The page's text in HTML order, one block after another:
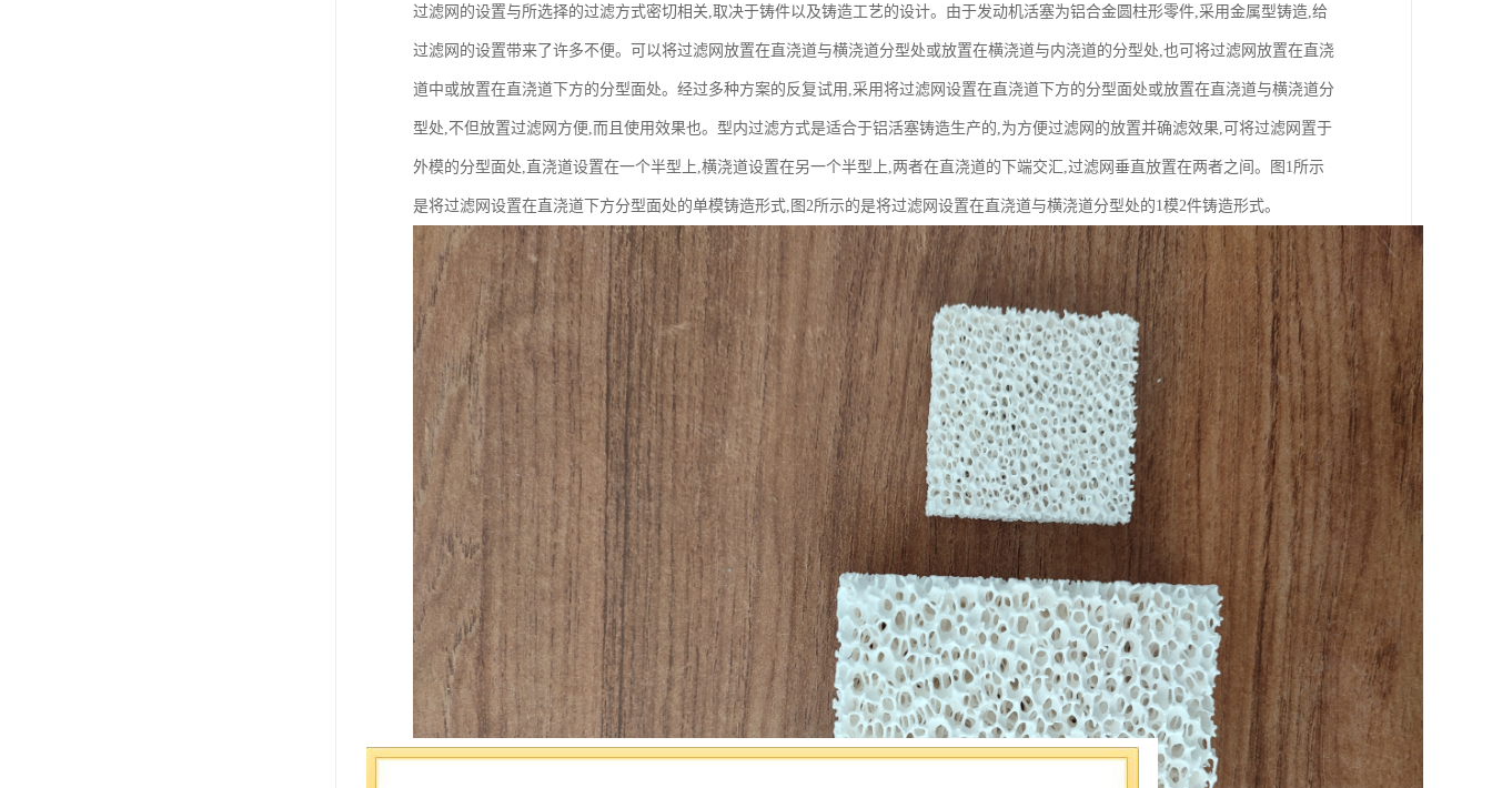
过滤网的设置与所选择的过滤方式密切相关,取决于铸件以及铸造工艺的设计。由于发动机活塞为铝合金圆柱形零件,采用金属型铸造,给
过滤网的设置带来了许多不便。可以将过滤网放置在直浇道与横浇道分型处或放置在横浇道与内浇道的分型处,也可将过滤网放置在直浇
道中或放置在直浇道下方的分型面处。经过多种方案的反复试用,采用将过滤网设置在直浇道下方的分型面处或放置在直浇道与横浇道分
型处,不但放置过滤网方便,而且使用效果也。型内过滤方式是适合于铝活塞铸造生产的,为方便过滤网的放置并确滤效果,可将过滤网置于
外模的分型面处,直浇道设置在一个半型上,横浇道设置在另一个半型上,两者在直浇道的下端交汇,过滤网垂直放置在两者之间。图1所示
是将过滤网设置在直浇道下方分型面处的单模铸造形式,图2所示的是将过滤网设置在直浇道与横浇道分型处的1模2件铸造形式。